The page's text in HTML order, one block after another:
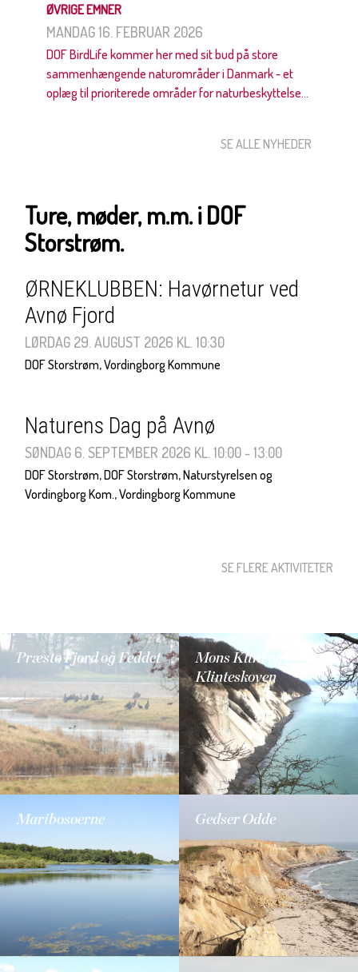
ØVRIGE EMNER
MANDAG 16. FEBRUAR 2026
DOF BirdLife kommer her med sit bud på store
sammenhængende naturområder i Danmark - et
oplæg til prioriterede områder for naturbeskyttelse...
SE ALLE NYHEDER
Ture, møder, m.m. i DOF
Storstrøm.
ØRNEKLUBBEN: Havørnetur ved
Avnø Fjord
LØRDAG 29. AUGUST 2026 KL. 10:30
DOF Storstrøm, Vordingborg Kommune
Naturens Dag på Avnø
SØNDAG 6. SEPTEMBER 2026 KL. 10:00 - 13:00
DOF Storstrøm, DOF Storstrøm, Naturstyrelsen og
Vordingborg Kom., Vordingborg Kommune
SE FLERE AKTIVITETER
Præstø Fjord og Feddet
Møns Klint og
Klinteskoven
Maribosøerne Gedser Odde